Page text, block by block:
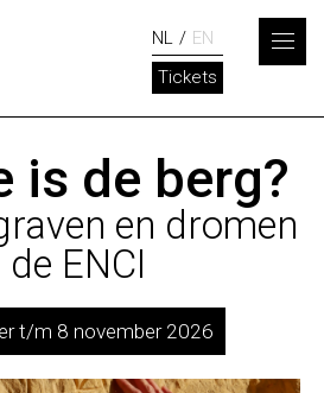
NL
EN
Tickets
is de berg?
en dromen
de ENCI
t/m 8 november 2026